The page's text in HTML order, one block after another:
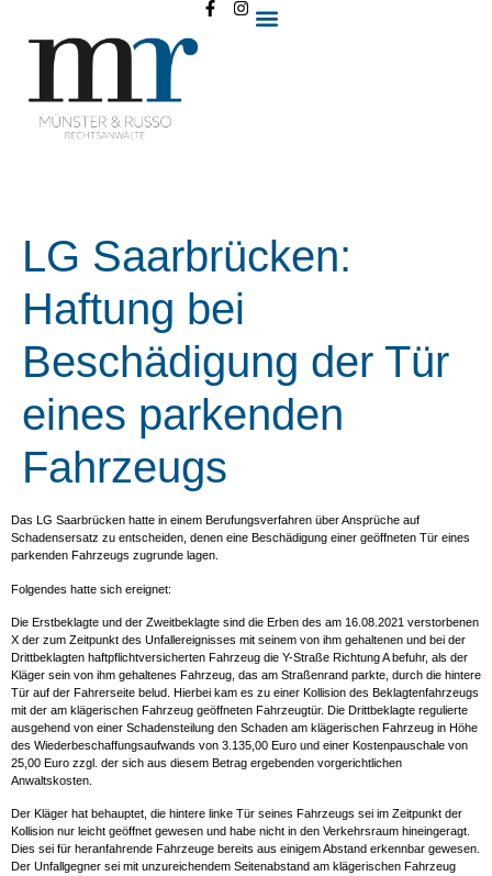
LG Saarbrücken:
Haftung bei
Beschädigung der Tür
eines parkenden
Fahrzeugs
Das LG Saarbrücken hatte in einem Berufungsverfahren über Ansprüche auf
Schadensersatz zu entscheiden, denen eine Beschädigung einer geöffneten Tür eines
parkenden Fahrzeugs zugrunde lagen.
Folgendes hatte sich ereignet:
Die Erstbeklagte und der Zweitbeklagte sind die Erben des am 16.08.2021 verstorbenen
X der zum Zeitpunkt des Unfallereignisses mit seinem von ihm gehaltenen und bei der
Drittbeklagten haftpflichtversicherten Fahrzeug die Y-Straße Richtung A befuhr, als der
Kläger sein von ihm gehaltenes Fahrzeug, das am Straßenrand parkte, durch die hintere
Tür auf der Fahrerseite belud. Hierbei kam es zu einer Kollision des Beklagtenfahrzeugs
mit der am klägerischen Fahrzeug geöffneten Fahrzeugtür. Die Drittbeklagte regulierte
ausgehend von einer Schadensteilung den Schaden am klägerischen Fahrzeug in Höhe
des Wiederbeschaffungsaufwands von 3.135,00 Euro und einer Kostenpauschale von
25,00 Euro zzgl. der sich aus diesem Betrag ergebenden vorgerichtlichen
Anwaltskosten.
Der Kläger hat behauptet, die hintere linke Tür seines Fahrzeugs sei im Zeitpunkt der
Kollision nur leicht geöffnet gewesen und habe nicht in den Verkehrsraum hineingeragt.
Dies sei für heranfahrende Fahrzeuge bereits aus einigem Abstand erkennbar gewesen.
Der Unfallgegner sei mit unzureichendem Seitenabstand am klägerischen Fahrzeug